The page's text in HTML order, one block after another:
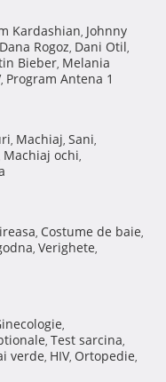
Kardashian, Johnny
Dana Rogoz, Dani Otil,
Bieber, Melania
, Program Antena 1
, Machiaj, Sani,
Machiaj ochi,
, Costume de baie,
, Verighete,
,
, Test sarcina,
verde, HIV, Ortopedie,